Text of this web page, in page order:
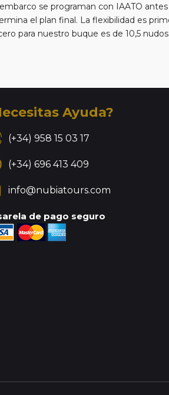
se programan con IAATO
el plan final. La flexibilidad es
para nuestro buque es de 10,5 nudos.
Ayuda?
(+34) 958 15 03 17
(+34) 696 413 409
info@nubiatours.com
de pago seguro